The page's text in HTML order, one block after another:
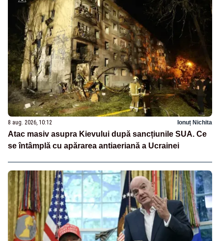
8 aug. 2026, 10:12 Ionuț Nichita
Atac masiv asupra Kievului după sancțiunile SUA. Ce
se întâmplă cu apărarea antiaeriană a Ucrainei